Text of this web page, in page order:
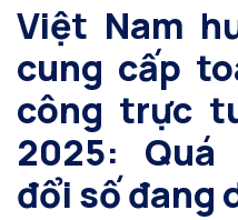
Việt Nam
cung cấp
công trực
2025:
đổi số đang